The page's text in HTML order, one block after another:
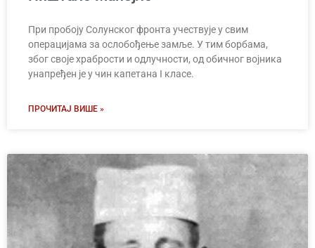
При пробоју Солунског фронта учествује у свим
операцијама за ослобођење замље. У тим борбама,
због своје храбрости и одлучности, од обичног војника
унапређен је у чин капетана I класе.
ПРОЧИТАЈ ВИШЕ »